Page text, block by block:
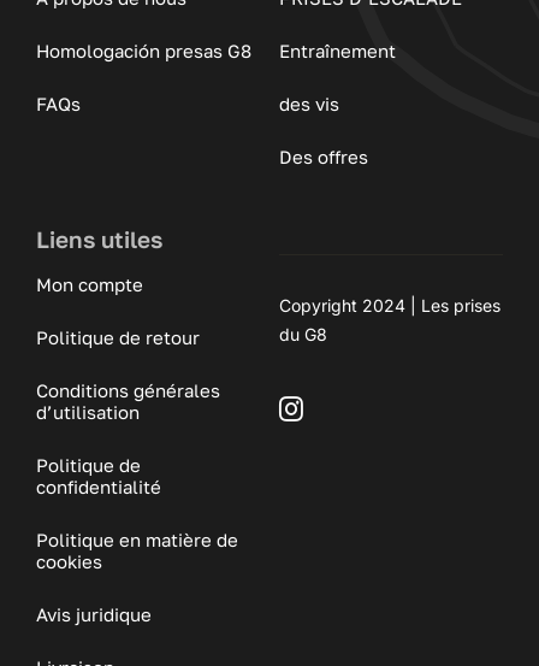
Homologación presas G8
FAQs
Entraînement
des vis
Des offres
Liens utiles
Mon compte
Politique de retour
Conditions générales
d’utilisation
Politique de
confidentialité
Politique en matière de
cookies
Avis juridique
Copyright 2024 | Les prises
du G8